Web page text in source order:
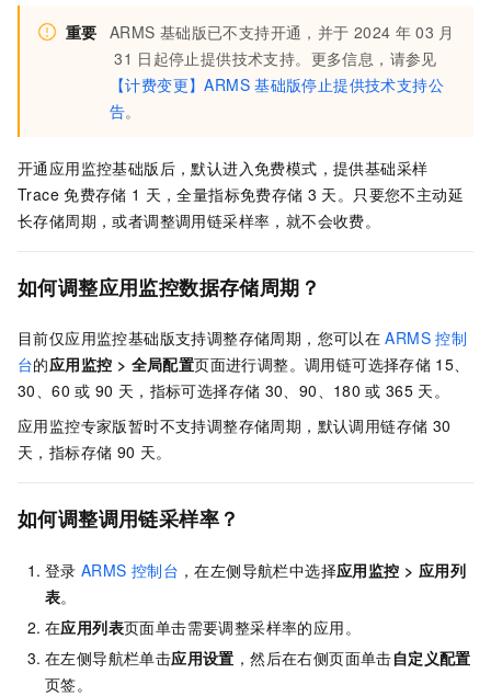
重要 ARMS 基础版已不支持开通，并于 2024 年 03 月
31 日起停止提供技术支持。更多信息，请参见
【计费变更】ARMS 基础版停止提供技术支持公
告。
开通应用监控基础版后，默认进入免费模式，提供基础采样
Trace 免费存储 1 天，全量指标免费存储 3 天。只要您不主动延
长存储周期，或者调整调用链采样率，就不会收费。
如何调整应用监控数据存储周期？
目前仅应用监控基础版支持调整存储周期，您可以在 ARMS 控制
台的应用监控 > 全局配置页面进行调整。调用链可选择存储 15、
30、60 或 90 天，指标可选择存储 30、90、180 或 365 天。
应用监控专家版暂时不支持调整存储周期，默认调用链存储 30
天，指标存储 90 天。
如何调整调用链采样率？
登录 ARMS 控制台 ，在左侧导航栏中选择应用监控 > 应用列
表。
在应用列表页面单击需要调整采样率的应用。
在左侧导航栏单击应用设置 ，然后在右侧页面单击自定义配置
页签。